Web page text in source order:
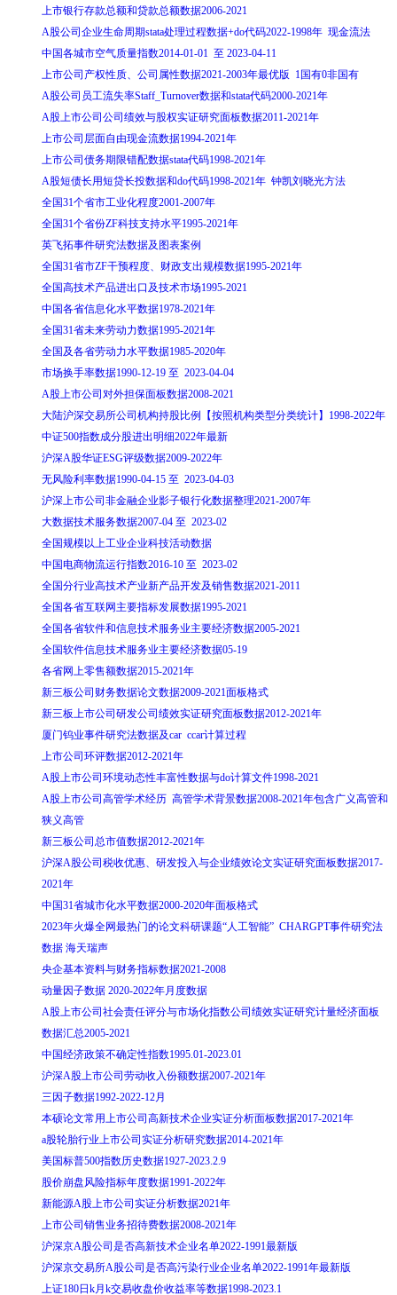
上市银行存款总额和贷款总额数据2006-2021
A股公司企业生命周期stata处理过程数据+do代码2022-1998年 现金流法
中国各城市空气质量指数2014-01-01 至 2023-04-11
上市公司产权性质、公司属性数据2021-2003年最优版 1国有0非国有
A股公司员工流失率Staff_Turnover数据和stata代码2000-2021年
A股上市公司公司绩效与股权实证研究面板数据2011-2021年
上市公司层面自由现金流数据1994-2021年
上市公司债务期限错配数据stata代码1998-2021年
A股短债长用短贷长投数据和do代码1998-2021年 钟凯刘晓光方法
全国31个省市工业化程度2001-2007年
全国31个省份ZF科技支持水平1995-2021年
英飞拓事件研究法数据及图表案例
全国31省市ZF干预程度、财政支出规模数据1995-2021年
全国高技术产品进出口及技术市场1995-2021
中国各省信息化水平数据1978-2021年
全国31省未来劳动力数据1995-2021年
全国及各省劳动力水平数据1985-2020年
市场换手率数据1990-12-19 至 2023-04-04
A股上市公司对外担保面板数据2008-2021
大陆沪深交易所公司机构持股比例【按照机构类型分类统计】1998-2022年
中证500指数成分股进出明细2022年最新
沪深A股华证ESG评级数据2009-2022年
无风险利率数据1990-04-15 至 2023-04-03
沪深上市公司非金融企业影子银行化数据整理2021-2007年
大数据技术服务数据2007-04 至 2023-02
全国规模以上工业企业科技活动数据
中国电商物流运行指数2016-10 至 2023-02
全国分行业高技术产业新产品开发及销售数据2021-2011
全国各省互联网主要指标发展数据1995-2021
全国各省软件和信息技术服务业主要经济数据2005-2021
全国软件信息技术服务业主要经济数据05-19
各省网上零售额数据2015-2021年
新三板公司财务数据论文数据2009-2021面板格式
新三板上市公司研发公司绩效实证研究面板数据2012-2021年
厦门钨业事件研究法数据及car ccar计算过程
上市公司环评数据2012-2021年
A股上市公司环境动态性丰富性数据与do计算文件1998-2021
A股上市公司高管学术经历 高管学术背景数据2008-2021年包含广义高管和
狭义高管
新三板公司总市值数据2012-2021年
沪深A股公司税收优惠、研发投入与企业绩效论文实证研究面板数据2017-
2021年
中国31省城市化水平数据2000-2020年面板格式
2023年火爆全网最热门的论文科研课题“人工智能” CHARGPT事件研究法
数据 海天瑞声
央企基本资料与财务指标数据2021-2008
动量因子数据 2020-2022年月度数据
A股上市公司社会责任评分与市场化指数公司绩效实证研究计量经济面板
数据汇总2005-2021
中国经济政策不确定性指数1995.01-2023.01
沪深A股上市公司劳动收入份额数据2007-2021年
三因子数据1992-2022-12月
本硕论文常用上市公司高新技术企业实证分析面板数据2017-2021年
a股轮胎行业上市公司实证分析研究数据2014-2021年
美国标普500指数历史数据1927-2023.2.9
股价崩盘风险指标年度数据1991-2022年
新能源A股上市公司实证分析数据2021年
上市公司销售业务招待费数据2008-2021年
沪深京A股公司是否高新技术企业名单2022-1991最新版
沪深京交易所A股公司是否高污染行业企业名单2022-1991年最新版
上证180日k月k交易收盘价收益率等数据1998-2023.1